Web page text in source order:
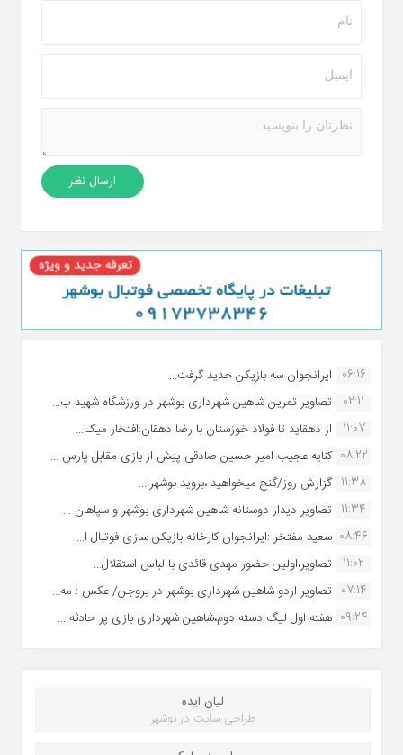
06:16 ایرانجوان سه بازیکن جدید گرفت...
02:11
تصاویر تمرین شاهین شهردارى بوشهر در ورزشگاه شهید ب...
11:07
از دهقاید تا فولاد خوزستان با رضا دهقان:افتخار میک...
08:22 کنایه عجیب امیر حسین صادقی پیش از بازی مقابل پارس ...
11:38 گزارش روز/گنج میخواهید ،بروید بوشهر!...
11:34 تصاویر دیدار دوستانه شاهین شهردارى بوشهر و سپاهان ...
08:46 سعید مفتخر :ایرانجوان کارخانه بازیکن سازی فوتبال ا...
11:02
تصاویر،اولین حضور مهدی قائدی با لباس استقلال...
07:14 تصاویر اردو شاهین شهرداری بوشهر در بروجن/ عکس : مه...
09:24 هفته اول لیگ دسته دوم،شاهین شهرداری بازی پر حادثه ...
لیان ایده
طراحی سایت در بوشهر